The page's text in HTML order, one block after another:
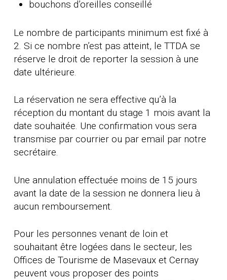
bouchons d’oreilles conseillé
Le nombre de participants minimum est fixé à
2. Si ce nombre n’est pas atteint, le TTDA se
réserve le droit de reporter la session à une
date ultérieure.
La réservation ne sera effective qu’à la
réception du montant du stage 1 mois avant la
date souhaitée. Une confirmation vous sera
transmise par courrier ou par email par notre
secrétaire.
Une annulation effectuée moins de 15 jours
avant la date de la session ne donnera lieu à
aucun remboursement.
Pour les personnes venant de loin et
souhaitant être logées dans le secteur, les
Offices de Tourisme de Masevaux et Cernay
peuvent vous proposer des points